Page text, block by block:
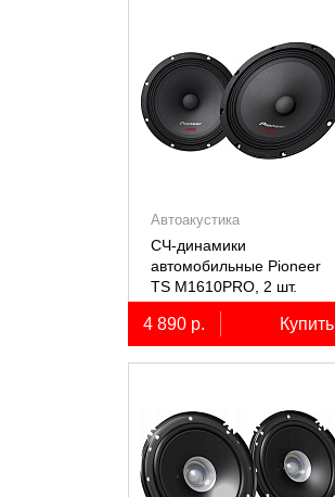
Автоакустика
СЧ-динамики
автомобильные Pioneer
TS M1610PRO, 2 шт.
4 890 р. Купить